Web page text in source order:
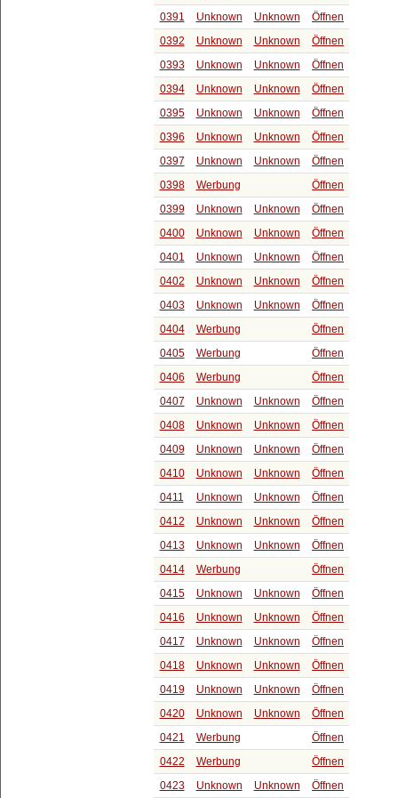
0391
Unknown Unknown
Öffnen
0392
Unknown Unknown
Öffnen
0393
Unknown Unknown
Öffnen
0394
Unknown Unknown
Öffnen
0395
Unknown Unknown
Öffnen
0396
Unknown Unknown
Öffnen
0397
Unknown Unknown
Öffnen
0398
Werbung
Öffnen
0399
Unknown Unknown
Öffnen
0400
Unknown Unknown
Öffnen
0401
Unknown Unknown
Öffnen
0402
Unknown Unknown
Öffnen
0403
Unknown Unknown
Öffnen
0404
Werbung
Öffnen
0405
Werbung
Öffnen
0406
Werbung
Öffnen
0407
Unknown Unknown
Öffnen
0408
Unknown Unknown
Öffnen
0409
Unknown Unknown
Öffnen
0410
Unknown Unknown
Öffnen
0411
Unknown Unknown
Öffnen
0412
Unknown Unknown
Öffnen
0413
Unknown Unknown
Öffnen
0414
Werbung
Öffnen
0415
Unknown Unknown
Öffnen
0416
Unknown Unknown
Öffnen
0417
Unknown Unknown
Öffnen
0418
Unknown Unknown
Öffnen
0419
Unknown Unknown
Öffnen
0420
Unknown Unknown
Öffnen
0421
Werbung
Öffnen
0422
Werbung
Öffnen
0423
Unknown Unknown Öffnen